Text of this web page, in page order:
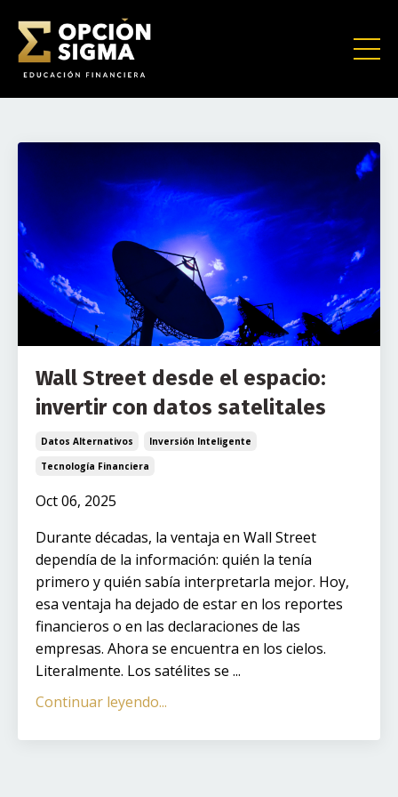
Wall Street desde el espacio:
invertir con datos satelitales
Datos Alternativos
Inversión Inteligente
Tecnología Financiera
Oct 06, 2025
Durante décadas, la ventaja en Wall Street
dependía de la información: quién la tenía
primero y quién sabía interpretarla mejor. Hoy,
esa ventaja ha dejado de estar en los reportes
financieros o en las declaraciones de las
empresas. Ahora se encuentra en los cielos.
Literalmente. Los satélites se ...
Continuar leyendo...